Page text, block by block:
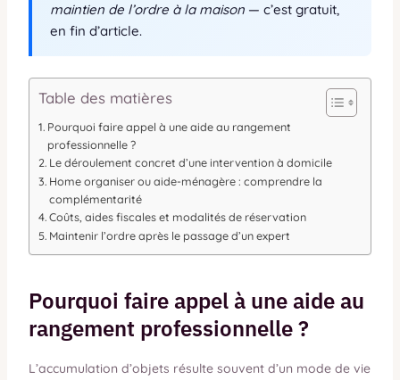
maintien de l’ordre à la maison— c’est gratuit,
en fin d’article.
Table des matières
Pourquoi faire appel à une aide au rangement
professionnelle ?
Le déroulement concret d’une intervention à domicile
Home organiser ou aide-ménagère : comprendre la
complémentarité
Coûts, aides fiscales et modalités de réservation
Maintenir l’ordre après le passage d’un expert
Pourquoi faire appel à une aide au
rangement professionnelle ?
L’accumulation d’objets résulte souvent d’un mode de vie